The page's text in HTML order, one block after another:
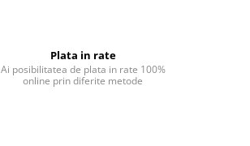
Plata in rate
Ai posibilitatea de plata in rate 100%
online prin diferite metode